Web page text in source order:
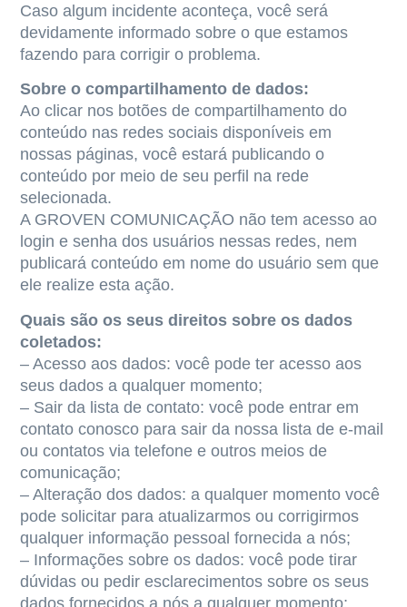
Caso algum incidente aconteça, você será
devidamente informado sobre o que estamos
fazendo para corrigir o problema.
Sobre o compartilhamento de dados:
Ao clicar nos botões de compartilhamento do
conteúdo nas redes sociais disponíveis em
nossas páginas, você estará publicando o
conteúdo por meio de seu perfil na rede
selecionada.
A GROVEN COMUNICAÇÃO não tem acesso ao
login e senha dos usuários nessas redes, nem
publicará conteúdo em nome do usuário sem que
ele realize esta ação.
Quais são os seus direitos sobre os dados
coletados:
– Acesso aos dados: você pode ter acesso aos
seus dados a qualquer momento;
– Sair da lista de contato: você pode entrar em
contato conosco para sair da nossa lista de e-mail
ou contatos via telefone e outros meios de
comunicação;
– Alteração dos dados: a qualquer momento você
pode solicitar para atualizarmos ou corrigirmos
qualquer informação pessoal fornecida a nós;
– Informações sobre os dados: você pode tirar
dúvidas ou pedir esclarecimentos sobre os seus
dados fornecidos a nós a qualquer momento;